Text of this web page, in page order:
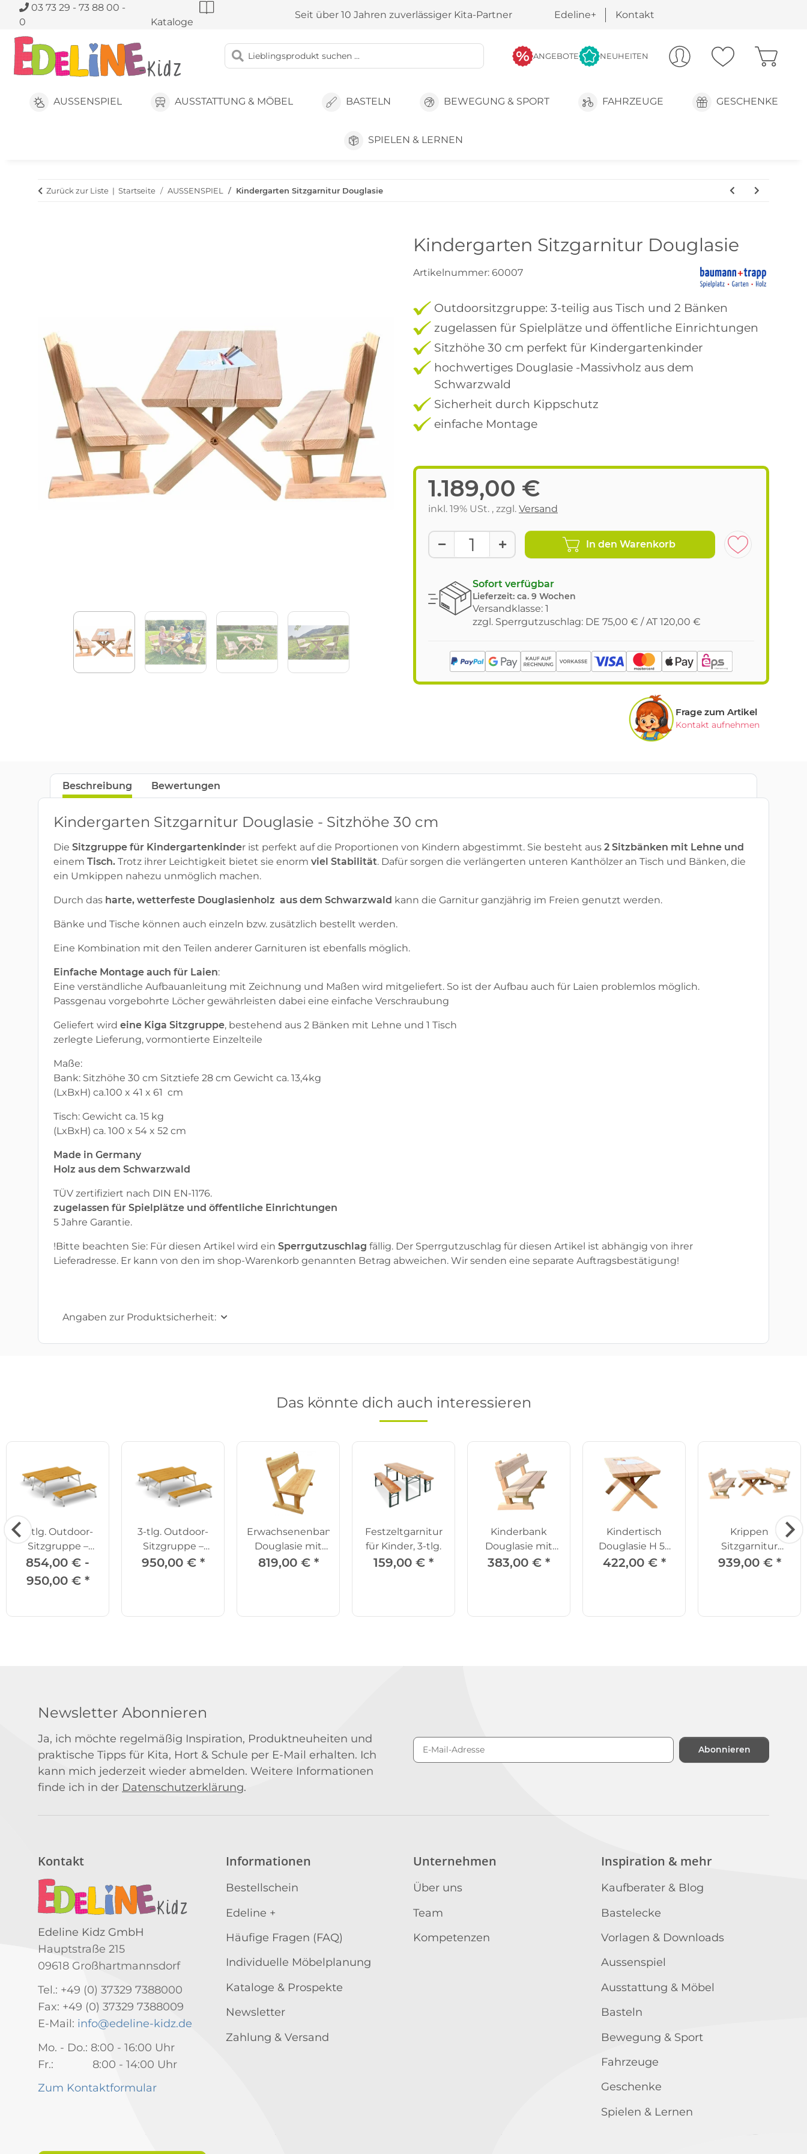
03 73 29 - 73 88 00 -
0
Kataloge
Seit über 10 Jahren zuverlässiger Kita-Partner Edeline+ Kontakt
ANGEBOTE NEUHEITEN
AUSSENSPIEL AUSSTATTUNG & MÖBEL BASTELN BEWEGUNG & SPORT FAHRZEUGE GESCHENKE
SPIELEN & LERNEN
Zurück zur Liste Startseite AUSSENSPIEL Kindergarten Sitzgarnitur Douglasie
Kindergarten Sitzgarnitur Douglasie
Artikelnummer: 60007
Outdoorsitzgruppe: 3-teilig aus Tisch und 2 Bänken
zugelassen für Spielplätze und öffentliche Einrichtungen
Sitzhöhe 30 cm perfekt für Kindergartenkinder
hochwertiges Douglasie -Massivholz aus dem
Schwarzwald
Sicherheit durch Kippschutz
einfache Montage
1.189,00 €
inkl. 19% USt. , zzgl. Versand
In den Warenkorb
Sofort verfügbar
Lieferzeit: ca. 9 Wochen
Versandklasse: 1
zzgl. Sperrgutzuschlag: DE 75,00 € / AT 120,00 €
Frage zum Artikel
Kontakt aufnehmen
Beschreibung Bewertungen
Kindergarten Sitzgarnitur Douglasie - Sitzhöhe 30 cm
Die Sitzgruppe für Kindergartenkinder ist perfekt auf die Proportionen von Kindern abgestimmt. Sie besteht aus 2 Sitzbänken mit Lehne und
einem Tisch. Trotz ihrer Leichtigkeit bietet sie enorm viel Stabilität. Dafür sorgen die verlängerten unteren Kanthölzer an Tisch und Bänken, die
ein Umkippen nahezu unmöglich machen.
Durch das harte, wetterfeste Douglasienholz aus dem Schwarzwal d kann die Garnitur ganzjährig im Freien genutzt werden.
Bänke und Tische können auch einzeln bzw. zusätzlich bestellt werden.
Eine Kombination mit den Teilen anderer Garnituren ist ebenfalls möglich.
Einfache Montage auch für Laien:
Eine verständliche Aufbauanleitung mit Zeichnung und Maßen wird mitgeliefert. So ist der Aufbau auch für Laien problemlos möglich.
Passgenau vorgebohrte Löcher gewährleisten dabei eine einfache Verschraubung
Geliefert wird eine Kiga Sitzgruppe, bestehend aus 2 Bänken mit Lehne und 1 Tisch
zerlegte Lieferung, vormontierte Einzelteile
Maße:
Bank: Sitzhöhe 30 cm Sitztiefe 28 cm Gewicht ca. 13,4kg
(LxBxH) ca.100 x 41 x 61 cm
Tisch: Gewicht ca. 15 kg
(LxBxH) ca. 100 x 54 x 52 cm
Made in Germany
Holz aus dem Schwarzwald
TÜV zertifiziert nach DIN EN-1176.
zugelassen für Spielplätze und öffentliche Einrichtungen
5 Jahre Garantie.
!Bitte beachten Sie: Für diesen Artikel wird ein Sperrgutzuschlag fällig. Der Sperrgutzuschlag für diesen Artikel ist abhängig von ihrer
Lieferadresse. Er kann von den im shop-Warenkorb genannten Betrag abweichen. Wir senden eine separate Auftragsbestätigung!
Angaben zur Produktsicherheit:
Das könnte dich auch interessieren
3-tlg. Outdoor-
Sitzgruppe –
Tisch mit 2
Bänken
854,00 € -
950,00 € *
3-tlg. Outdoor-
Sitzgruppe –
Tisch mit 2
950,00 € *
Erwachsenenbank
Douglasie mit
Lehne
819,00 € *
Festzeltgarnitur
für Kinder, 3-tlg.
159,00 € *
Kinderbank
Douglasie mit
Lehne SH30
383,00 € *
Kindertisch
Douglasie H 52
cm
422,00 € *
Krippen
Sitzgarnitur
Douglasie
939,00 € *
Newsletter Abonnieren
Ja, ich möchte regelmäßig Inspiration, Produktneuheiten und
praktische Tipps für Kita, Hort & Schule per E-Mail erhalten. Ich
kann mich jederzeit wieder abmelden. Weitere Informationen
finde ich in der Datenschutzerklärung.
Abonnieren
Kontakt
Edeline Kidz GmbH
Hauptstraße 215
09618 Großhartmannsdorf
Tel.: +49 (0) 37329 7388000
Fax: +49 (0) 37329 7388009
E-Mail: info@edeline-kidz.de
Mo. - Do.: 8:00 - 16:00 Uhr
Fr.: 8:00 - 14:00 Uhr
Zum Kontaktformular
Informationen
Bestellschein
Edeline +
Häufige Fragen (FAQ)
Individuelle Möbelplanung
Kataloge & Prospekte
Newsletter
Zahlung & Versand
Unternehmen
Über uns
Team
Kompetenzen
Inspiration & mehr
Kaufberater & Blog
Bastelecke
Vorlagen & Downloads
Aussenspiel
Ausstattung & Möbel
Basteln
Bewegung & Sport
Fahrzeuge
Geschenke
Spielen & Lernen